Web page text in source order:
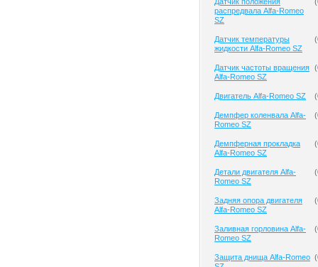
распредвала Alfa-Romeo
SZ
Датчик температуры
жидкости Alfa-Romeo SZ
(
Датчик частоты вращения
Alfa-Romeo SZ
(
Двигатель Alfa-Romeo SZ (
Демпфер коленвала Alfa-
Romeo SZ
(
Демпферная прокладка
Alfa-Romeo SZ
(
Детали двигателя Alfa-
Romeo SZ
(
Задняя опора двигателя
Alfa-Romeo SZ
(
Заливная горловина Alfa-
Romeo SZ
(
Защита днища Alfa-Romeo (